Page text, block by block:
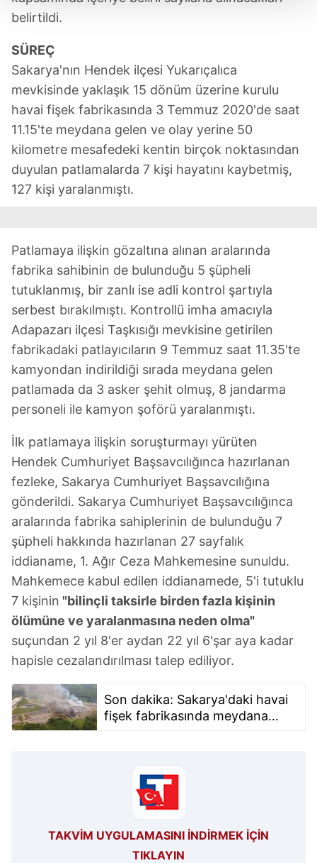
Her halükârda, kullanıcılar, bu çerezlere izin vermedikleri
gösterilmeyecektir."
Sizlere daha iyi bir hizmet sunabilmek için İnternet
Sitemizde kendimize ve üçüncü kişilere ait çerezler
kullanılmaktadır. Bu çerezler vasıtasıyla çeşitli kişisel
verileriniz işlenmekte olup gerekli olan çerezler bilgi
toplumu hizmetlerinin sunulması amacıyla
kullanılmaktadır. Diğer çerezler, sitemizin daha işlevsel
kılınması ve kişiselleştirilmesi ve sizlere yönelik
Çerezlere ilişkin tercihlerinizi aşağıda yer alan panel
vasıtasıyla belirleyebilirsiniz. Çerezlere ilişkin detaylı bilgi
için Ayarlar butonuna tıklayabilir, Çerez Bilgilendirme
Metnimiziziyaret edebilirsiniz.
6698 sayılı Kişisel Verilerin Korunması Kanunu uyarınca
hazırlanmış Aydınlatma Metnimizi okumak ve sitemizde
ilgili mevzuata uygun olarak kullanılan çerezlerle ilgili bilgi
almak için lütfen tıklayınız .
belirtildi.
SÜREÇ
Sakarya'nın Hendek ilçesi Yukarıçalıca
mevkisinde yaklaşık 15 dönüm üzerine kurulu
havai fişek fabrikasında 3 Temmuz 2020'de saat
11.15'te meydana gelen ve olay yerine 50
kilometre mesafedeki kentin birçok noktasından
duyulan patlamalarda 7 kişi hayatını kaybetmiş,
127 kişi yaralanmıştı.
Patlamaya ilişkin gözaltına alınan aralarında
fabrika sahibinin de bulunduğu 5 şüpheli
tutuklanmış, bir zanlı ise adli kontrol şartıyla
serbest bırakılmıştı. Kontrollü imha amacıyla
Adapazarı ilçesi Taşkısığı mevkisine getirilen
fabrikadaki patlayıcıların 9 Temmuz saat 11.35'te
kamyondan indirildiği sırada meydana gelen
patlamada da 3 asker şehit olmuş, 8 jandarma
personeli ile kamyon şoförü yaralanmıştı.
İlk patlamaya ilişkin soruşturmayı yürüten
Hendek Cumhuriyet Başsavcılığınca hazırlanan
fezleke, Sakarya Cumhuriyet Başsavcılığına
gönderildi. Sakarya Cumhuriyet Başsavcılığınca
aralarında fabrika sahiplerinin de bulunduğu 7
şüpheli hakkında hazırlanan 27 sayfalık
iddianame, 1. Ağır Ceza Mahkemesine sunuldu.
Mahkemece kabul edilen iddianamede, 5'i tutuklu
7 kişinin "bilinçli taksirle birden fazla kişinin
ölümüne ve yaralanmasına neden olma"
suçundan 2 yıl 8'er aydan 22 yıl 6'şar aya kadar
hapisle cezalandırılması talep ediliyor.
Son dakika: Sakarya'daki havai
fişek fabrikasında meydana
TAKVİM UYGULAMASINI İNDİRMEK İÇİN
TIKLAYIN